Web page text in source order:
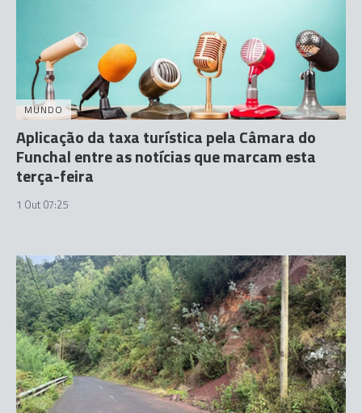
MUNDO
Aplicação da taxa turística pela Câmara do
Funchal entre as notícias que marcam esta
terça-feira
1 Out 07:25